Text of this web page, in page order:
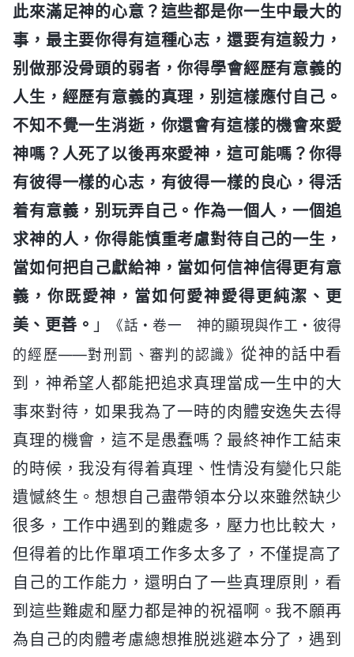
此來滿足神的心意？這些都是你一生中最大的
事，最主要你得有這種心志，還要有這毅力，
别做那没骨頭的弱者，你得學會經歷有意義的
人生，經歷有意義的真理，别這樣應付自己。
不知不覺一生消逝，你還會有這樣的機會來愛
神嗎？人死了以後再來愛神，這可能嗎？你得
有彼得一樣的心志，有彼得一樣的良心，得活
着有意義，别玩弄自己。作為一個人，一個追
求神的人，你得能慎重考慮對待自己的一生，
當如何把自己獻給神，當如何信神信得更有意
義，你既愛神，當如何愛神愛得更純潔、更
美、更善。 」
《話・卷一 神的顯現與作工・彼得
的經歷——對刑罰、審判的認識》從神的話中看
到，神希望人都能把追求真理當成一生中的大
事來對待，如果我為了一時的肉體安逸失去得
真理的機會，這不是愚蠢嗎？最終神作工結束
的時候，我没有得着真理、性情没有變化只能
遺憾終生。想想自己盡帶領本分以來雖然缺少
很多，工作中遇到的難處多，壓力也比較大，
但得着的比作單項工作多太多了，不僅提高了
自己的工作能力，還明白了一些真理原則，看
到這些難處和壓力都是神的祝福啊。我不願再
為自己的肉體考慮總想推脱逃避本分了，遇到